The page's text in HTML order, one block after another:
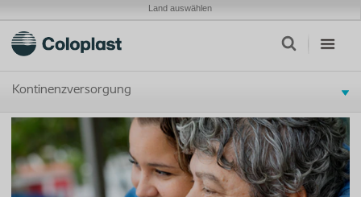
Land auswählen
Kontinenzversorgung